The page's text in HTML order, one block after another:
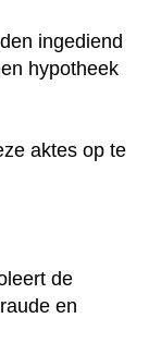
ingediend
hypotheek
aktes op te
de
en